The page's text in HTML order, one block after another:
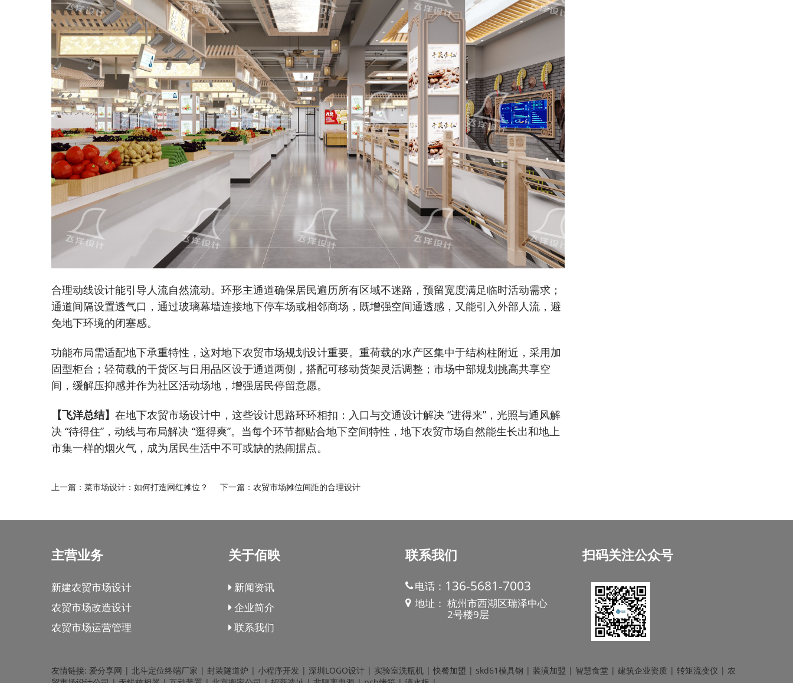
合理动线设计能引导人流自然流动。环形主通道确保居民遍历所有区域不迷路，预留宽度满足临时活动需求；
通道间隔设置透气口，通过玻璃幕墙连接地下停车场或相邻商场，既增强空间通透感，又能引入外部人流，避
免地下环境的闭塞感。
功能布局需适配地下承重特性，这对地下农贸市场规划设计重要。重荷载的水产区集中于结构柱附近，采用加
固型柜台；轻荷载的干货区与日用品区设于通道两侧，搭配可移动货架灵活调整；市场中部规划挑高共享空
间，缓解压抑感并作为社区活动场地，增强居民停留意愿。
【飞洋总结】 在地下农贸市场设计中，这些设计思路环环相扣：入口与交通设计解决 “进得来”，光照与通风解
决 “待得住”，动线与布局解决 “逛得爽”。当每个环节都贴合地下空间特性，地下农贸市场自然能生长出和地上
市集一样的烟火气，成为居民生活中不可或缺的热闹据点。
上一篇： 菜市场设计：如何打造网红摊位？ 下一篇： 农贸市场摊位间距的合理设计
主营业务
新建农贸市场设计
农贸市场改造设计
农贸市场运营管理
关于佰映
新闻资讯
企业简介
联系我们
联系我们
电话： 136-5681-7003
地址： 杭州市西湖区瑞泽中心
2号楼9层
扫码关注公众号
友情链接: 爱分享网 | 北斗定位终端厂家 | 封装隧道炉 | 小程序开发 | 深圳LOGO设计 | 实验室洗瓶机 | 快餐加盟 | skd61模具钢 | 装潢加盟 | 智慧食堂 | 建筑企业资质 | 转矩流变仪 | 农